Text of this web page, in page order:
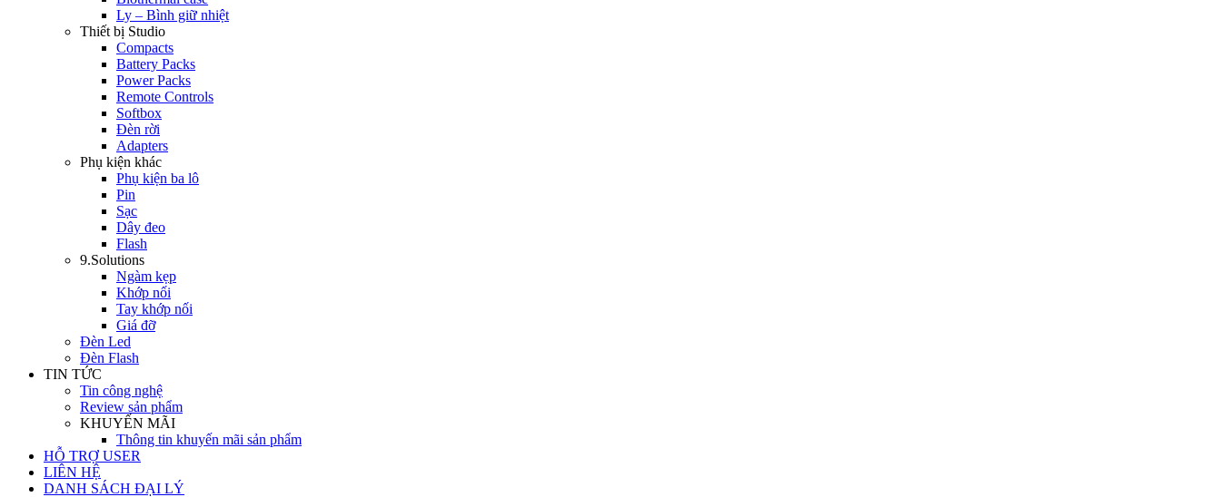
Ly – Bình giữ nhiệt
Thiết bị Studio
Compacts
Battery Packs
Power Packs
Remote Controls
Softbox
Đèn rời
Adapters
Phụ kiện khác
Phụ kiện ba lô
Pin
Sạc
Dây đeo
Flash
9.Solutions
Ngàm kẹp
Khớp nối
Tay khớp nối
Giá đỡ
Đèn Led
Đèn Flash
TIN TỨC
Tin công nghệ
Review sản phẩm
KHUYẾN MÃI
Thông tin khuyến mãi sản phẩm
HỖ TRỢ USER
LIÊN HỆ
DANH SÁCH ĐẠI LÝ